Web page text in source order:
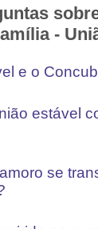
-
e o
estável
se